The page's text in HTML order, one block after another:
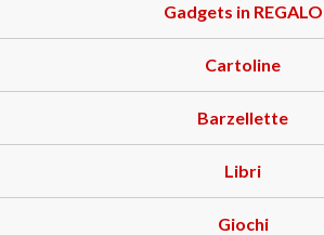
Gadgets in REGALO
Cartoline
Barzellette
Libri
Giochi